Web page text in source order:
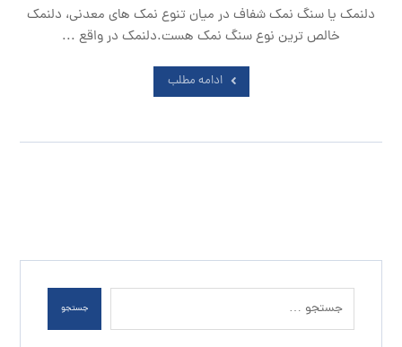
دلنمک یا سنگ نمک شفاف در میان تنوع نمک های معدنی، دلنمک
خالص ترین نوع سنگ نمک هست.دلنمک در واقع ...
ادامه مطلب
جستجو